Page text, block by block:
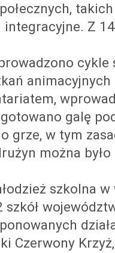
Z
cykle
galę
grze, w tym
można
szkolna
Czerwony